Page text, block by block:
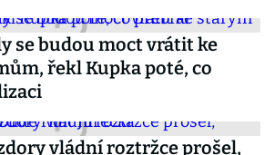
se budou moct vrátit ke
řekl Kupka poté, co
vládní roztržce prošel,